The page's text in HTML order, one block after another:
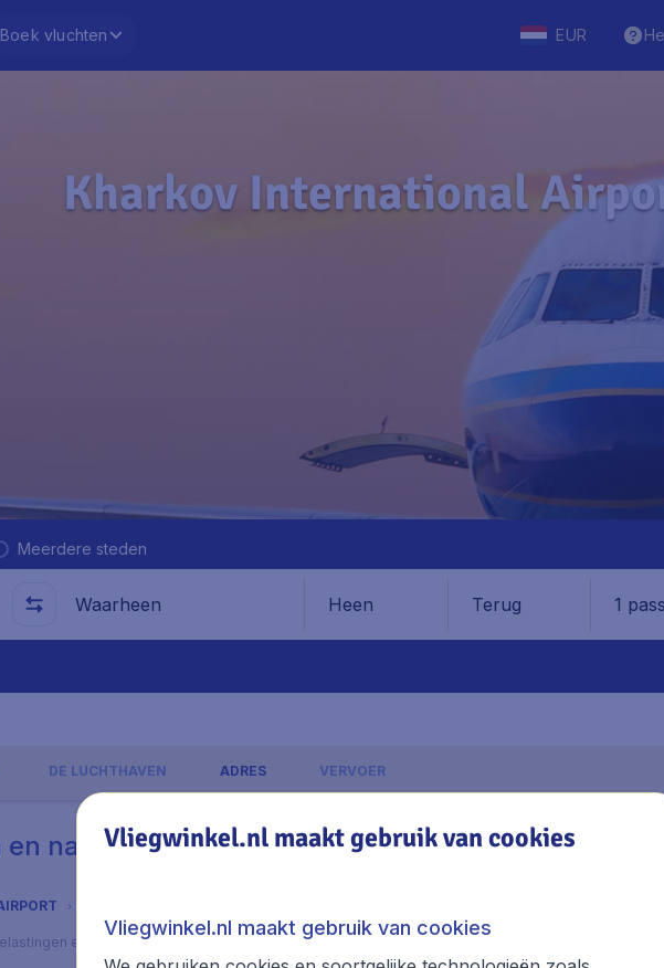
Boek vluchten EUR
Kharkov International
Meerdere steden
Waarheen Heen Terug 1
DE LUCHTHAVEN ADRES VERVOER
en naar Kharkov Airport
en toeslagen, excl. € 29,90 boekingskosten.
Vliegwinkel.nl maakt gebruik van cookies
Vliegwinkel.nl maakt gebruik van cookies